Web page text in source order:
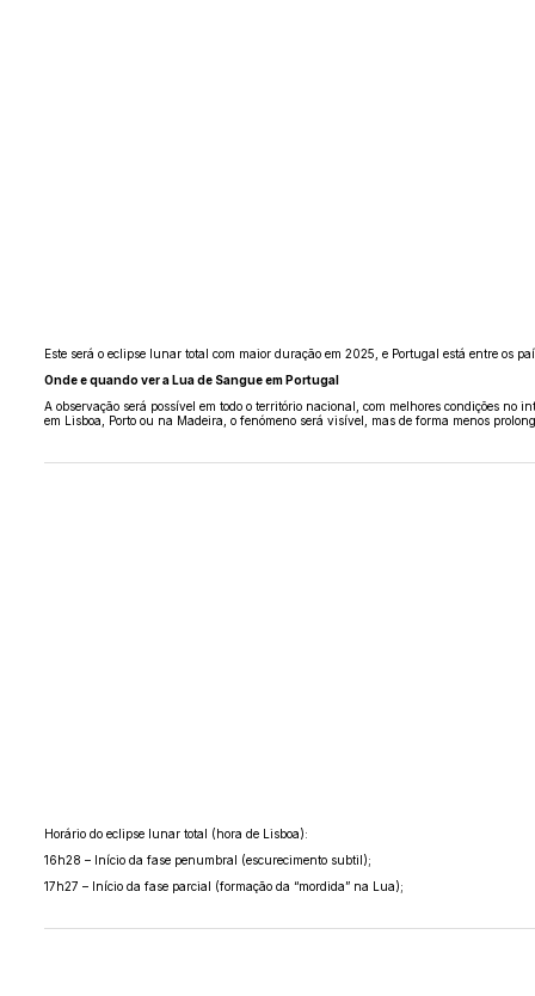
Este será o eclipse lunar total com maior duração em 2025, e Portugal está entre os
Onde e quando ver a Lua de Sangue em Portugal
A observação será possível em todo o território nacional, com melhores condições no
em Lisboa, Porto ou na Madeira, o fenómeno será visível, mas de forma menos
Horário do eclipse lunar total (hora de Lisboa):
16h28 – Início da fase penumbral (escurecimento subtil);
17h27 – Início da fase parcial (formação da “mordida” na Lua);